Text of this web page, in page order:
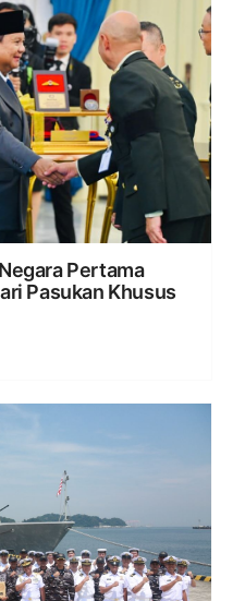
Pertama
Pasukan Khusus